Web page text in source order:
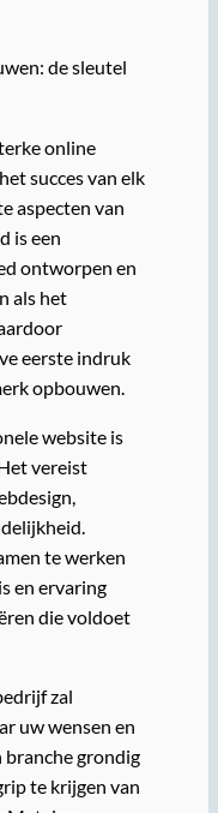
de sleutel
online
succes van elk
aspecten van
is een
ontworpen en
als het
eerste indruk
opbouwen.
website is
vereist
te werken
en ervaring
die voldoet
zal
uw wensen en
branche grondig
te krijgen van